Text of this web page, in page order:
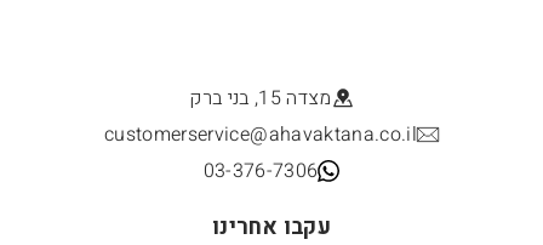
מצדה 15, בני ברק
customerservice@ahavaktana.co.il
03-376-7306
עקבו אחרינו